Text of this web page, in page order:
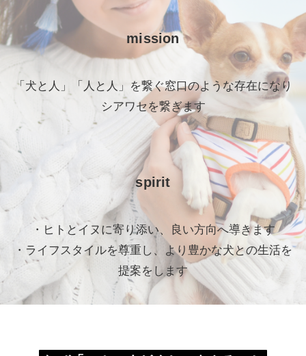
mission
「犬と人」「人と人」を繋ぐ窓口のような存在になり
シアワセを繋ぎます
spirit
・ヒトとイヌに寄り添い、良い方向へ導きます
・ライフスタイルを尊重し、より豊かな犬との生活を
提案をします